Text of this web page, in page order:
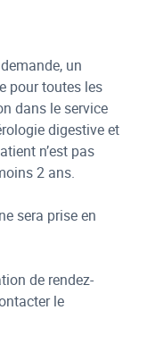
un
pour toutes les
dans le service
digestive et
n’est pas
2 ans.
sera prise en
de rendez-
le